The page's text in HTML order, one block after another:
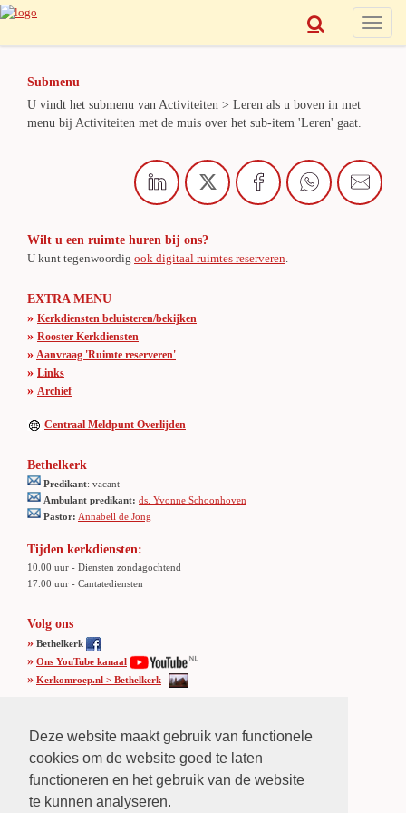
Deze website maakt gebruik van functionele
cookies om de website goed te laten
functioneren en het gebruik van de website
te kunnen analyseren.
Toggle
Submenu
U vindt het submenu van Activiteiten > Leren als u boven in met
menu bij Activiteiten met de muis over het sub-item 'Leren' gaat.
Wilt u een ruimte huren bij ons?
U kunt tegenwoordig ook digitaal ruimtes reserveren
EXTRA MENU
» Kerkdiensten beluisteren/bekijken
» Rooster Kerkdiensten
» Aanvraag 'Ruimte reserveren'
» Links
» Archief
Centraal Meldpunt Overlijden
Bethelkerk
Predikant: vacant
Ambulant predikant: ds. Yvonne Schoonhoven
Pastor: Annabell de Jong
Tijden kerkdiensten:
10.00 uur - Diensten zondagochtend
17.00 uur - Cantatediensten
Volg ons
» Bethelkerk
» Ons YouTube kanaal
» Kerkomroep.nl > Bethelkerk
Burg. Verkadesingel 26,
3135 KZ Vlaardingen
Tel.: 010 4350947
Locatie